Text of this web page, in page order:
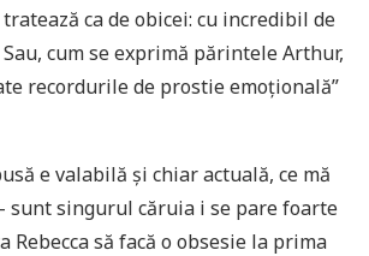
ca de obicei: cu incredibil de
cum se exprimă părintele Arthur,
recordurile de prostie emoțională”
e valabilă și chiar actuală, ce mă
sunt singurul căruia i se pare foarte
Rebecca să facă o obsesie la prima